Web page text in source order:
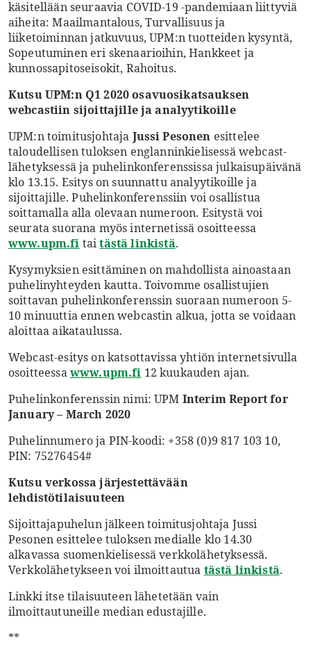
käsitellään seuraavia COVID-19 -pandemiaan liittyviä
aiheita: Maailmantalous, Turvallisuus ja
liiketoiminnan jatkuvuus, UPM:n tuotteiden kysyntä,
Sopeutuminen eri skenaarioihin, Hankkeet ja
kunnossapitoseisokit, Rahoitus.
Kutsu UPM:n Q1 2020 osavuosikatsauksen
webcastiin sijoittajille ja analyytikoille
UPM:n toimitusjohtaja Jussi Pesonen esittelee
taloudellisen tuloksen englanninkielisessä webcast-
lähetyksessä ja puhelinkonferenssissa julkaisupäivänä
klo 13.15. Esitys on suunnattu analyytikoille ja
sijoittajille. Puhelinkonferenssiin voi osallistua
soittamalla alla olevaan numeroon. Esitystä voi
seurata suorana myös internetissä osoitteessa
www.upm.fi taitästä linkistä.
Kysymyksien esittäminen on mahdollista ainoastaan
puhelinyhteyden kautta. Toivomme osallistujien
soittavan puhelinkonferenssin suoraan numeroon 5-
10 minuuttia ennen webcastin alkua, jotta se voidaan
aloittaa aikataulussa.
Webcast-esitys on katsottavissa yhtiön internetsivulla
osoitteessawww.upm.fi 12 kuukauden ajan.
Puhelinkonferenssin nimi: UPM Interim Report for
January – March 2020
Puhelinnumero ja PIN-koodi: +358 (0)9 817 103 10,
PIN: 75276454#
Kutsu verkossa järjestettävään
lehdistötilaisuuteen
Sijoittajapuhelun jälkeen toimitusjohtaja Jussi
Pesonen esittelee tuloksen medialle klo 14.30
alkavassa suomenkielisessä verkkolähetyksessä.
Verkkolähetykseen voi ilmoittautua tästä linkistä.
Linkki itse tilaisuuteen lähetetään vain
ilmoittautuneille median edustajille.
**